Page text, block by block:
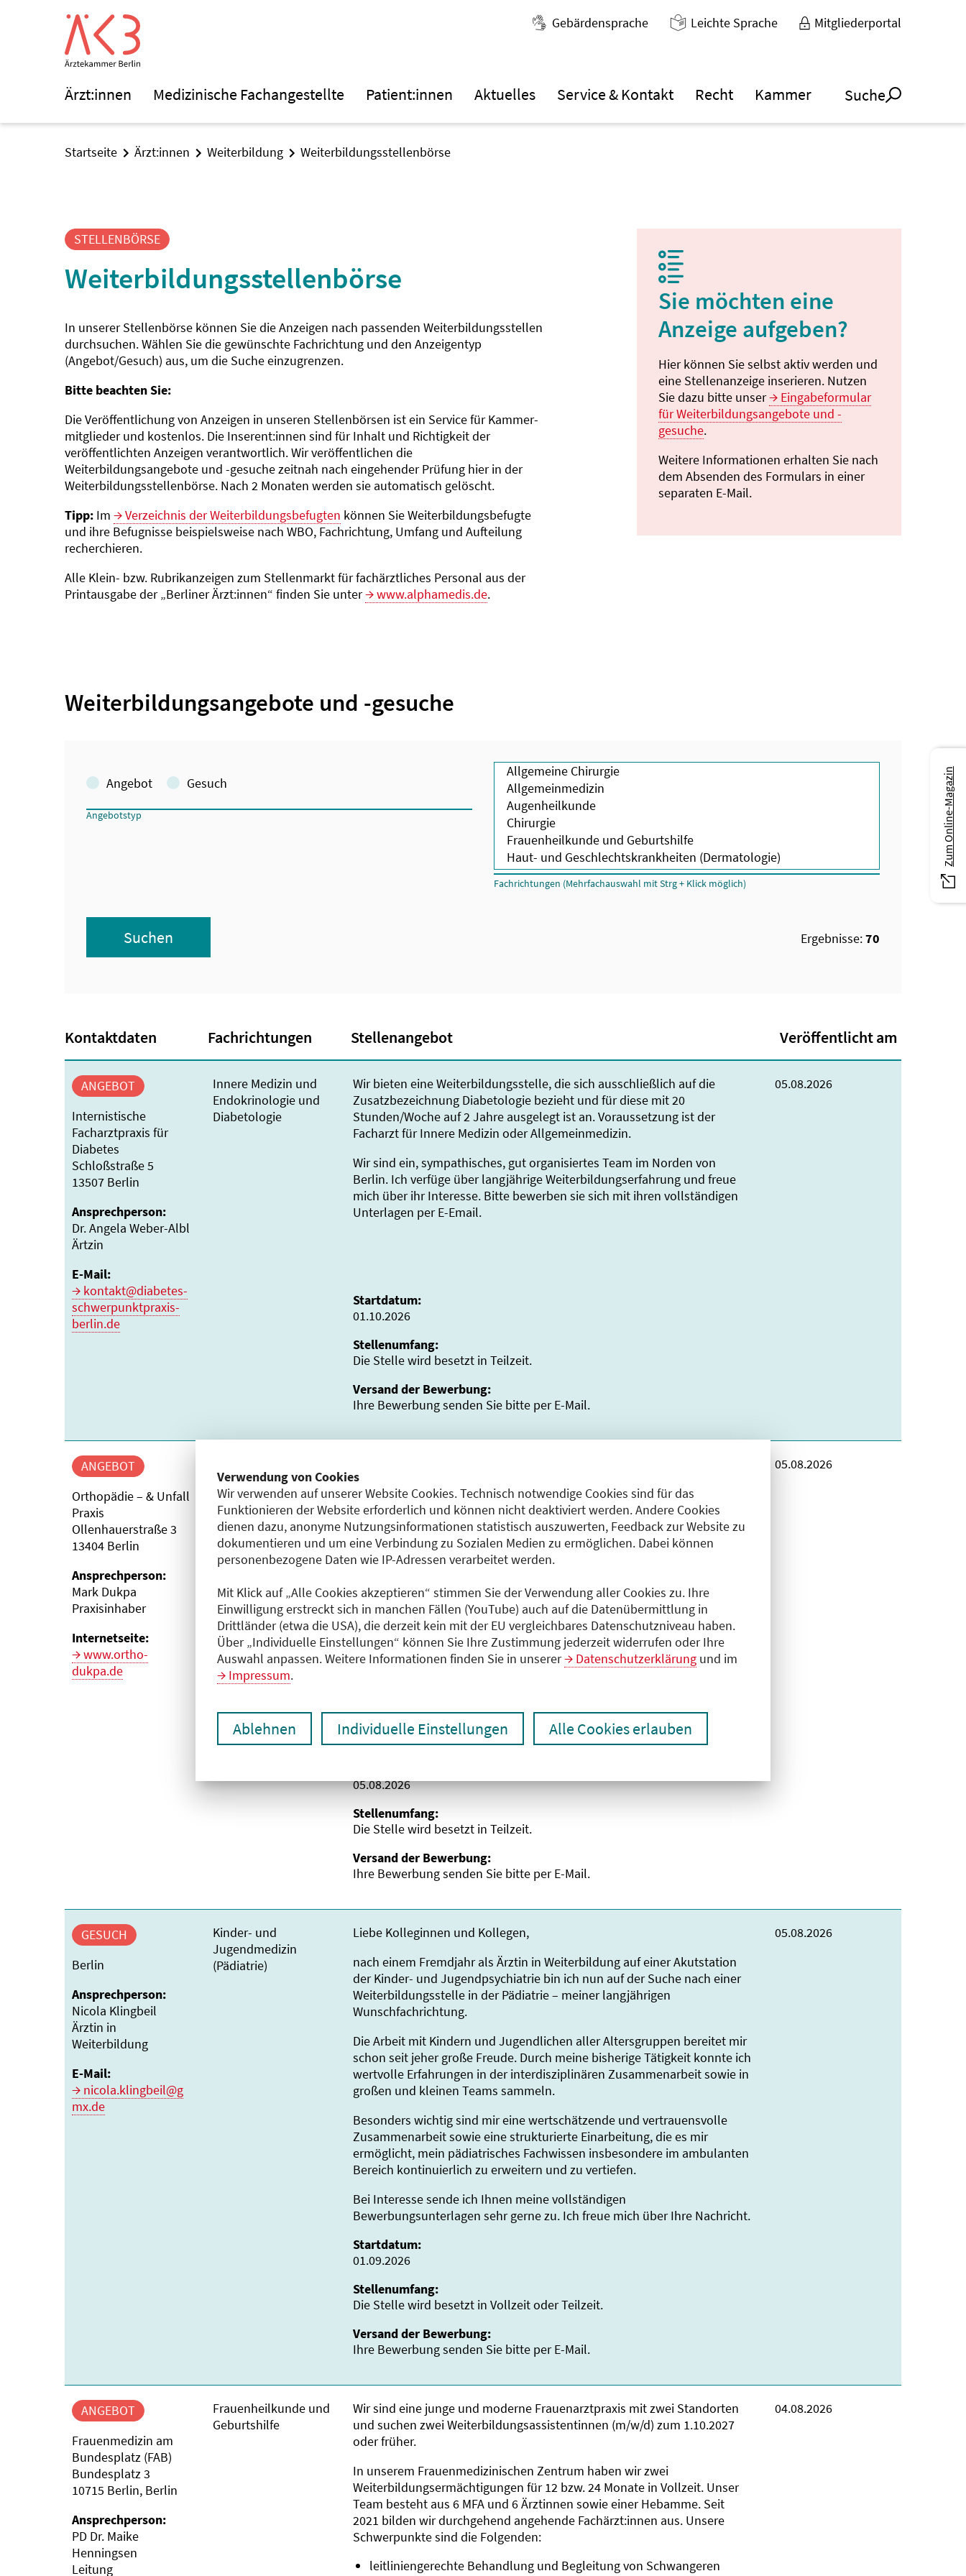
Verwendung von Cookies
Wir verwenden auf unserer Website Cookies. Technisch notwendige Cookies sind für das
Funktionieren der Website erforderlich und können nicht deaktiviert werden. Andere Cookies
dienen dazu, anonyme Nutzungsinformationen statistisch auszuwerten, Feedback zur Website zu
dokumentieren und um eine Verbindung zu Sozialen Medien zu ermöglichen. Dabei können
personenbezogene Daten wie IP-Adressen verarbeitet werden.
Mit Klick auf „Alle Cookies akzeptieren“ stimmen Sie der Verwendung aller Cookies zu. Ihre
Einwilligung erstreckt sich in manchen Fällen (YouTube) auch auf die Datenübermittlung in
Drittländer (etwa die USA), die derzeit kein mit der EU vergleichbares Datenschutzniveau haben.
Über „Individuelle Einstellungen“ können Sie Ihre Zustimmung jederzeit widerrufen oder Ihre
Auswahl anpassen. Weitere Informationen finden Sie in unserer
Datenschutzerklärung und im
Impressum.
Ablehnen Individuelle Einstellungen Alle Cookies erlauben
Gebärdensprache Leichte Sprache Mitgliederportal
Ärzt:innen Medizinische Fachangestellte Patient:innen Aktuelles Service & Kontakt Recht Kammer Suche
Startseite Ärzt:innen Weiterbildung Weiterbildungsstellenbörse
STELLENBÖRSE
Weiterbildungsstellenbörse
In unserer Stellenbörse können Sie die Anzeigen nach passenden Weiter­bildungs­stellen
durchsuchen. Wählen Sie die gewünschte Fachrichtung und den Anzeigentyp
(Angebot/Gesuch) aus, um die Suche einzugrenzen.
Bitte beachten Sie:
Die Veröffentlichung von Anzeigen in unseren Stellenbörsen ist ein Service für Kammer­
mitglieder und kostenlos. Die Inserent:innen sind für Inhalt und Richtigkeit der
veröffentlichten Anzeigen verantwortlich. Wir veröffentlichen die
Weiterbildungsangebote und -gesuche zeitnah nach eingehender Prüfung hier in der
Weiterbildungs­stellenbörse. Nach 2 Monaten werden sie automatisch gelöscht.
Tipp: Im Verzeichnis der Weiterbildungsbefugten können Sie Weiterbildungsbefugte
und ihre Befugnisse beispielsweise nach WBO, Fachrichtung, Umfang und Aufteilung
recherchieren.
Alle Klein- bzw. Rubrikanzeigen zum Stellenmarkt für fachärztliches Personal aus der
Printausgabe der „Berliner Ärzt:innen“ finden Sie unter
www.alphamedis.de.
Sie möchten eine
Anzeige aufgeben?
Hier können Sie selbst aktiv werden und
eine Stellenanzeige inserieren. Nutzen
Sie dazu bitte unser
Eingabeformular
für Weiterbildungsangebote und -
gesuche.
Weitere Informationen erhalten Sie nach
dem Absenden des Formulars in einer
separaten E-Mail.
Weiterbildungsangebote und -gesuche
Angebot Gesuch
Angebotstyp
Fachrichtungen (Mehrfachauswahl mit Strg + Klick möglich)
Suchen Ergebnisse:70
Kontaktdaten Fachrichtungen Stellenangebot Veröffentlicht am
ANGEBOT
Internistische
Facharztpraxis für
Diabetes
Schloßstraße 5
13507 Berlin
Ansprechperson:
Dr. Angela Weber-Albl
Ärtzin
E-Mail:
kontakt@diabetes-
schwerpunktpraxis-
berlin.de
Innere Medizin und
Endokrinologie und
Diabetologie
Wir bieten eine Weiterbildungsstelle, die sich ausschließlich auf die
Zusatzbezeichnung Diabetologie bezieht und für diese mit 20
Stunden/Woche auf 2 Jahre ausgelegt ist an. Voraussetzung ist der
Facharzt für Innere Medizin oder Allgemeinmedizin.
Wir sind ein, sympathisches, gut organisiertes Team im Norden von
Berlin. Ich verfüge über langjährige Weiterbildungserfahrung und freue
mich über ihr Interesse. Bitte bewerben sie sich mit ihren vollständigen
Unterlagen per E-Email.
Startdatum:
01.10.2026
Stellenumfang:
Die Stelle wird besetzt in Teilzeit.
Versand der Bewerbung:
Ihre Bewerbung senden Sie bitte per E-Mail.
05.08.2026
ANGEBOT
Orthopädie – & Unfall
Praxis
Ollenhauerstraße 3
13404 Berlin
Ansprechperson:
Mark Dukpa
Praxisinhaber
Internetseite:
www.ortho-
dukpa.de
Orthopädie und
Unfallchirurgie
Unfallchirurgie in Berlin-Reinickendorf bietet ab dem 01.09.2026 einem
Ausbildungsplatz für einen Assistenzarzt (m/w/d) in Teilzeit im Rahmen
der IPAM für Allgemeinmedizin für 1 Jahr.
Wir sind eine helle, patientenorientierte Praxis mit einem kleinen,
kollegialen Team und legen großen Wert auf eine angenehme
Bewerbung ganz unkompliziert möglich per E-Mail an: info@ortho-
dukpa.de. Wir freuen uns darauf, Sie kennenzulernen!
05.08.2026
Stellenumfang:
Die Stelle wird besetzt in Teilzeit.
Versand der Bewerbung:
Ihre Bewerbung senden Sie bitte per E-Mail.
05.08.2026
GESUCH
Berlin
Ansprechperson:
Nicola Klingbeil
Ärztin in
Weiterbildung
E-Mail:
nicola.klingbeil@g
mx.de
Kinder- und
Jugendmedizin
(Pädiatrie)
Liebe Kolleginnen und Kollegen,
nach einem Fremdjahr als Ärztin in Weiterbildung auf einer Akutstation
der Kinder- und Jugendpsychiatrie bin ich nun auf der Suche nach einer
Weiterbildungsstelle in der Pädiatrie – meiner langjährigen
Wunschfachrichtung.
Die Arbeit mit Kindern und Jugendlichen aller Altersgruppen bereitet mir
schon seit jeher große Freude. Durch meine bisherige Tätigkeit konnte ich
wertvolle Erfahrungen in der interdisziplinären Zusammenarbeit sowie in
großen und kleinen Teams sammeln.
Besonders wichtig sind mir eine wertschätzende und vertrauensvolle
Zusammenarbeit sowie eine strukturierte Einarbeitung, die es mir
ermöglicht, mein pädiatrisches Fachwissen insbesondere im ambulanten
Bereich kontinuierlich zu erweitern und zu vertiefen.
Bei Interesse sende ich Ihnen meine vollständigen
Bewerbungsunterlagen sehr gerne zu. Ich freue mich über Ihre Nachricht.
Startdatum:
01.09.2026
Stellenumfang:
Die Stelle wird besetzt in Vollzeit oder Teilzeit.
Versand der Bewerbung:
Ihre Bewerbung senden Sie bitte per E-Mail.
05.08.2026
ANGEBOT
Frauenmedizin am
Bundesplatz (FAB)
Bundesplatz 3
10715 Berlin, Berlin
Ansprechperson:
PD Dr. Maike
Henningsen
Leitung
Frauenheilkunde und
Geburtshilfe
Wir sind eine junge und moderne Frauenarztpraxis mit zwei Standorten
und suchen zwei Weiterbildungsassistentinnen (m/w/d) zum 1.10.2027
oder früher.
In unserem Frauenmedizinischen Zentrum haben wir zwei
Weiterbildungsermächtigungen für 12 bzw. 24 Monate in Vollzeit. Unser
Team besteht aus 6 MFA und 6 Ärztinnen sowie einer Hebamme. Seit
2021 bilden wir durchgehend angehende Fachärzt:innen aus. Unsere
Schwerpunkte sind die Folgenden:
leitliniengerechte Behandlung und Begleitung von Schwangeren
04.08.2026
Zum Online-Magazin